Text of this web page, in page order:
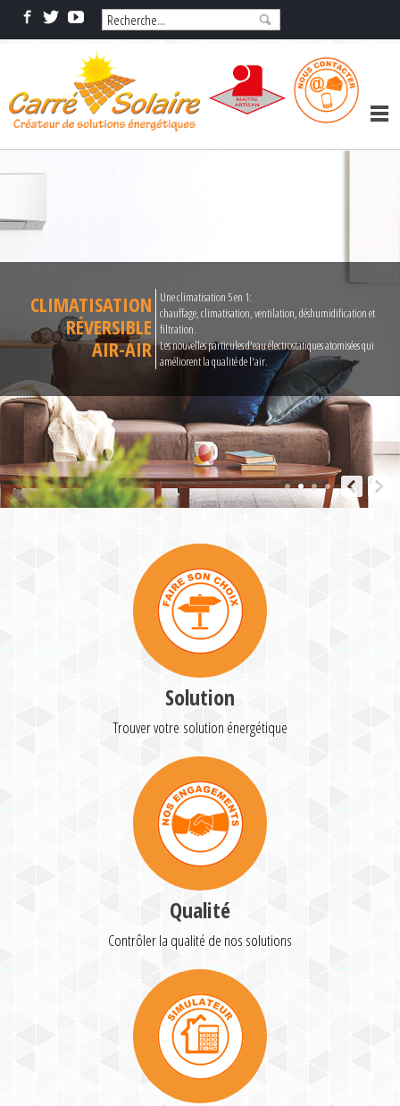
CLIMATISATION
RÉVERSIBLE
AIR-AIR
Une climatisation 5 en 1:
chauffage, climatisation, ventilation, déshumidification et
filtration.
Les nouvelles particules d'eau électrostatiques atomisées qui
améliorent la qualité de l'air.
Solution
Trouver votre solution énergétique
Qualité
Contrôler la qualité de nos solutions